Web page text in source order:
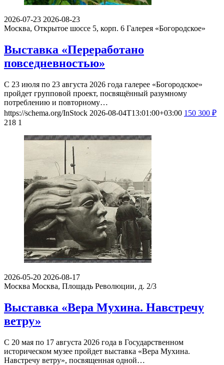
2026-07-23 2026-08-23
Москва, Открытое шоссе 5, корп. 6 Галерея «Богородское»
Выставка «Переработано
повседневностью»
С 23 июля по 23 августа 2026 года галерее «Богородское»
пройдет групповой проект, посвящённый разумному
потреблению и повторному…
https://schema.org/InStock 2026-08-04T13:01:00+03:00 150 300 ₽
218 1
2026-05-20 2026-08-17
Москва Москва, Площадь Революции, д. 2/3
Выставка «Вера Мухина. Навстречу
ветру»
С 20 мая по 17 августа 2026 года в Государственном
историческом музее пройдет выставка «Вера Мухина.
Навстречу ветру», посвященная одной…